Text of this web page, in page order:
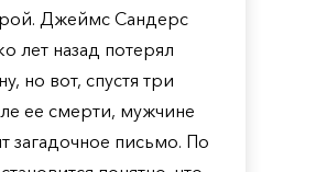
Джеймс Сандерс
лет назад потерял
но вот, спустя три
ее смерти, мужчине
загадочное письмо. По